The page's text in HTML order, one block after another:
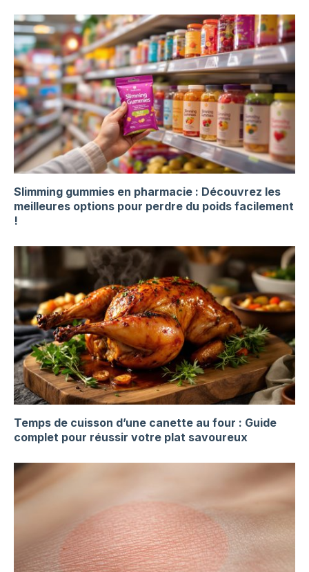
Slimming gummies en pharmacie : Découvrez les
meilleures options pour perdre du poids facilement
!
Temps de cuisson d’une canette au four : Guide
complet pour réussir votre plat savoureux